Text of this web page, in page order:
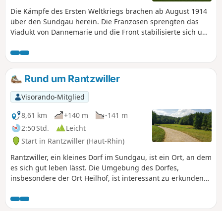
Die Kämpfe des Ersten Weltkriegs brachen ab August 1914
über den Sundgau herein. Die Franzosen sprengten das
Viadukt von Dannemarie und die Front stabilisierte sich und
Die Frontlinie verlief nur wenige Kilometer von Illfurth
entfernt auf der Seite von Heidwiller. Bei dieser Wanderung
werden Sie mehrere Bunker entdecken, die verschiedenen
Zwecken dienten: Sie waren Munitionslager,
Beobachtungsposten oder Artilleriegeschütze und mehrere
Kasematten.
Rund um Rantzwiller
Visorando-Mitglied
8,61 km
+140 m
-141 m
2:50 Std.
Leicht
Start in Rantzwiller (Haut-Rhin)
Rantzwiller, ein kleines Dorf im Sundgau, ist ein Ort, an dem
es sich gut leben lässt. Die Umgebung des Dorfes,
insbesondere der Ort Heilhof, ist interessant zu erkunden